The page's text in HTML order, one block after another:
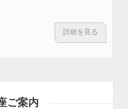
詳細を見る
ご案内